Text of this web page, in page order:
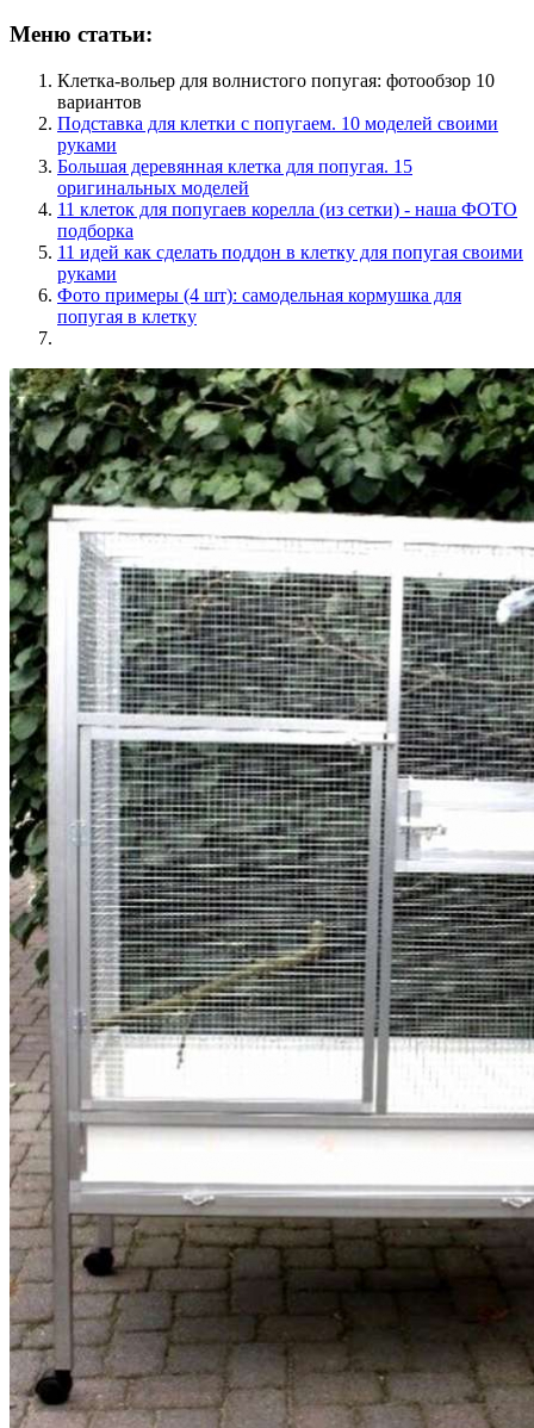
Меню статьи:
Клетка-вольер для волнистого попугая: фотообзор 10
вариантов
Подставка для клетки с попугаем. 10 моделей своими
руками
Большая деревянная клетка для попугая. 15
оригинальных моделей
11 клеток для попугаев корелла (из сетки) - наша ФОТО
подборка
11 идей как сделать поддон в клетку для попугая своими
руками
Фото примеры (4 шт): самодельная кормушка для
попугая в клетку